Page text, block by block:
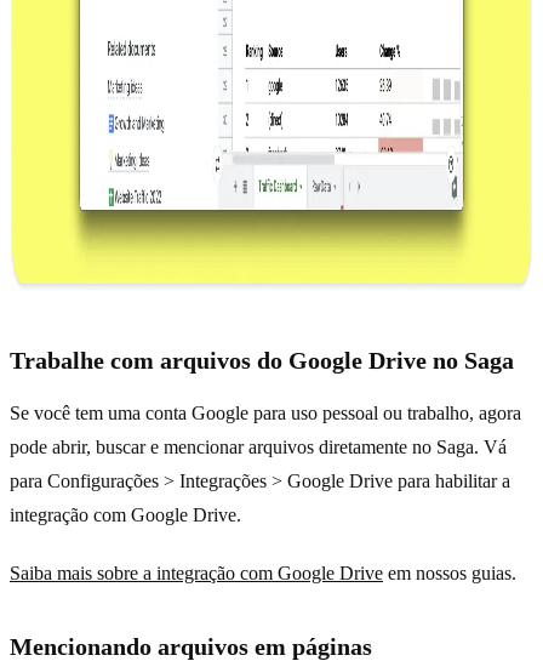
Trabalhe com arquivos do Google Drive no Saga
Se você tem uma conta Google para uso pessoal ou trabalho, agora
pode abrir, buscar e mencionar arquivos diretamente no Saga. Vá
para Configurações > Integrações > Google Drive para habilitar a
integração com Google Drive.
Saiba mais sobre a integração com Google Drive em nossos guias.
Mencionando arquivos em páginas